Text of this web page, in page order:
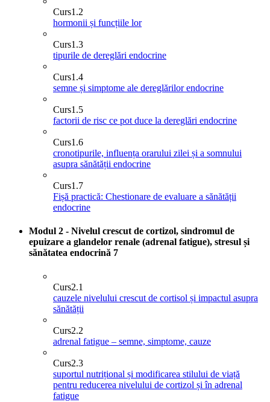
Curs1.2
hormonii și funcțiile lor
Curs1.3
tipurile de dereglări endocrine
Curs1.4
semne și simptome ale dereglărilor endocrine
Curs1.5
factorii de risc ce pot duce la dereglări endocrine
Curs1.6
cronotipurile, influența orarului zilei și a somnului
asupra sănătății endocrine
Curs1.7
Fișă practică: Chestionare de evaluare a sănătății
endocrine
Modul 2 - Nivelul crescut de cortizol, sindromul de
epuizare a glandelor renale (adrenal fatigue), stresul și
sănătatea endocrină 7
Curs2.1
cauzele nivelului crescut de cortisol și impactul asupra
sănătății
Curs2.2
adrenal fatigue – semne, simptome, cauze
Curs2.3
suportul nutrițional și modificarea stilului de viață
pentru reducerea nivelului de cortizol și în adrenal
fatigue